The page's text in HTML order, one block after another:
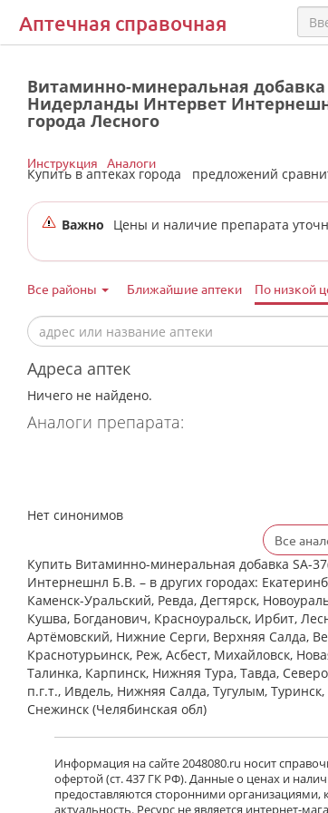
Аптечная справочная
Витаминно-минеральная добавка
Нидерланды Интервет
города Лесного
Купить в аптеках города предложений
Инструкция Аналоги
Важно Цены и наличие препарата
Все районы Ближайшие аптеки По низкой
Адреса аптек
Ничего не найдено.
Аналоги препарата:
Нет синонимов
Все
Купить Витаминно-минеральная добавка SA-
Интернешнл Б.В. – в других городах:
Каменск-Уральский, Ревда, Дегтярск,
Кушва, Богданович, Красноуральск, Ирбит,
Артёмовский, Нижние Cерги, Верхняя Салда,
Краснотурьинск, Реж, Асбест, Михайловск,
Талинка, Карпинск, Нижняя Тура, Тавда,
п.г.т., Ивдель, Нижняя Салда, Тугулым,
Снежинск (Челябинская обл)
Информация на сайте 2048080.ru носит
офертой (ст. 437 ГК РФ). Данные о ценах и
предоставляются сторонними организациями,
актуальность. Ресурс не является интернет-